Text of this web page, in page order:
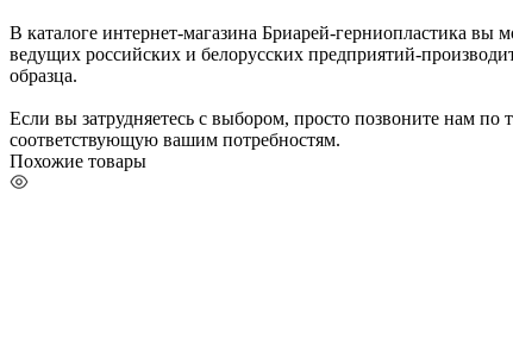
В каталоге интернет-магазина Бриарей-герниопластика
ведущих российских и белорусских предприятий-
образца.
Если вы затрудняетесь с выбором, просто позвоните нам
соответствующую вашим потребностям.
Похожие товары